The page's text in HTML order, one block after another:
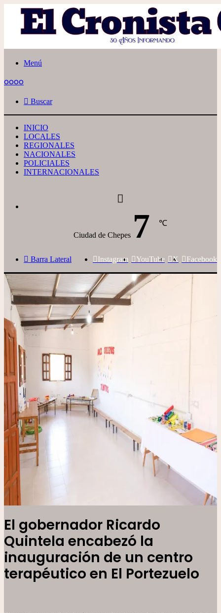
Menú
oooo
Buscar
INICIO
LOCALES
REGIONALES
NACIONALES
POLICIALES
INTERNACIONALES
Ciudad de Chepes 7 ℃
Facebook
X
YouTube
Instagram
Barra Lateral
El gobernador Ricardo
Quintela encabezó la
inauguración de un centro
terapéutico en El Portezuelo